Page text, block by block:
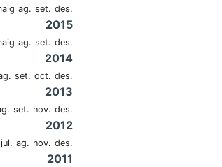
ag. set. des.
2015
ag. set. des.
2014
set. oct. des.
2013
set. nov. des.
2012
jul. ag. nov. des.
2011